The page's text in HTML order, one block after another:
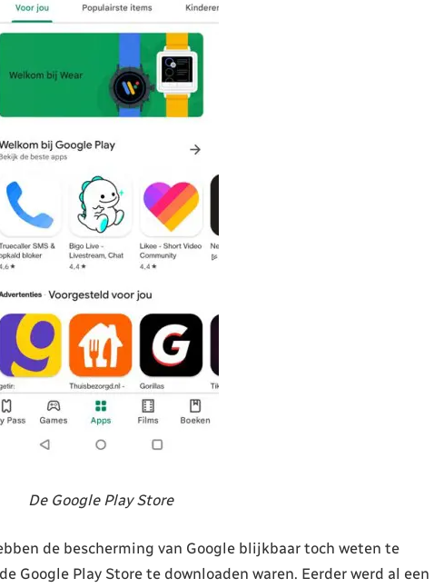
De Google Play Store
de bescherming van Google blijkbaar toch weten te
Google Play Store te downloaden waren. Eerder werd al een